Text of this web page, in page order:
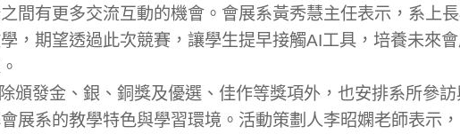
間有更多交流互動的機會。會展系黃秀慧主任表示，系上
，期望透過此次競賽，讓學生提早接觸AI工具，培養未來
發金、銀、銅獎及優選、佳作等獎項外，也安排系所參訪
展系的教學特色與學習環境。活動策劃人李昭嫻老師表示